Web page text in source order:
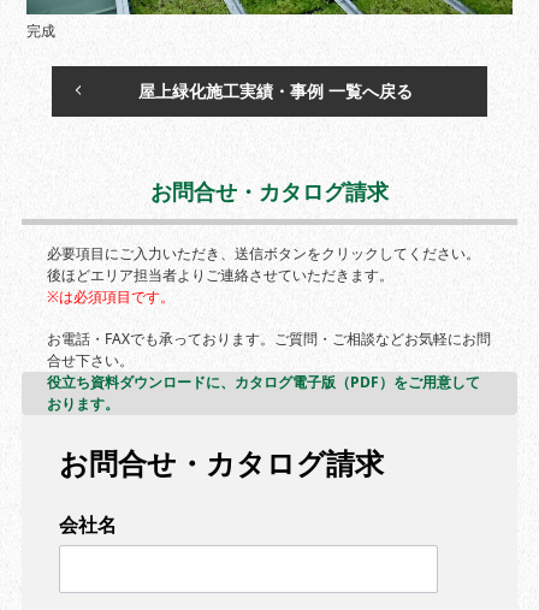
完成
屋上緑化施工実績・事例 一覧へ戻る
お問合せ・カタログ請求
必要項目にご入力いただき、送信ボタンをクリックしてください。
後ほどエリア担当者よりご連絡させていただきます。
※は必須項目です。
お電話・FAXでも承っております。ご質問・ご相談などお気軽にお問
合せ下さい。
役立ち資料ダウンロードに、カタログ電子版（PDF）をご用意して
おります。
お問合せ・カタログ請求
会社名